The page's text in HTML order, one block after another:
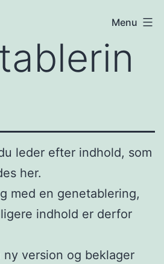
Menu
leder efter indhold, som
her.
med en genetablering,
indhold er derfor
version og beklager